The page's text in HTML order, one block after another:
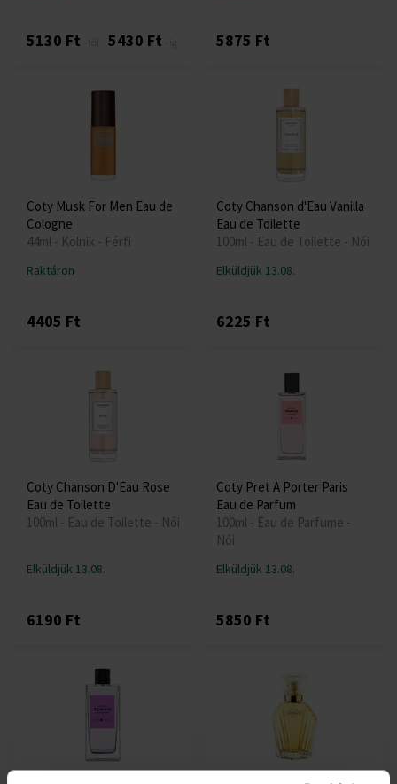
5130 Ft 5430 Ft 5875 Ft
Coty Musk For Men Eau de
Cologne
44ml - Kölnik - Férfi
Raktáron
4405 Ft
Coty Chanson d'Eau Vanilla
Eau de Toilette
100ml - Eau de Toilette - Női
Elküldjük 13.08.
6225 Ft
Coty Chanson D'Eau Rose
Eau de Toilette
100ml - Eau de Toilette - Női
Elküldjük 13.08.
6190 Ft
Coty Pret A Porter Paris
Eau de Parfum
100ml - Eau de Parfume -
Női
Elküldjük 13.08.
5850 Ft